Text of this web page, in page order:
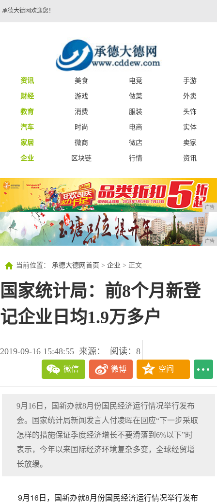
承德大德网欢迎您！
资讯 美食 电竞
手游
财经
游戏 做菜
外卖
教育
消费 服装
头饰
汽车
时尚 电商
实体
家居
微商 微店
卖家
企业
区块链 行情 资讯
广告
广告
当前位置： 承德大德网首页 > 企业 > 正文
国家统计局：前8个月新登
记企业日均1.9万多户
2019-09-16 15:48:55 来源： 阅读：8
微信 微博 空间
9月16日，国新办就8月份国民经济运行情况举行发布
会。国家统计局新闻发言人付凌晖在回应“下一步采取
怎样的措施保证季度经济增长不要滑落到6%以下”时
表示，今年以来国际经济环境复杂多变，全球经贸增
长放缓。
9月16日，国新办就8月份国民经济运行情况举行发布